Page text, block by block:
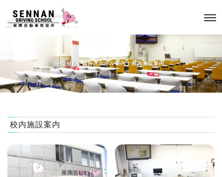
HOME | 総合スクール案内 |校内施設案内
校内施設案内